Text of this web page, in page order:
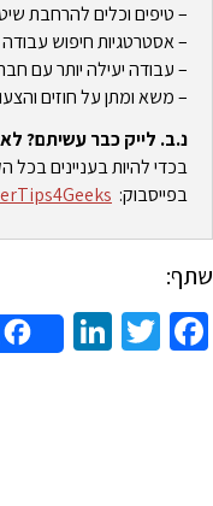
– טיפים וכלים להרחבת
– אסטרטגיות חיפוש
– עבודה יעילה יותר עם
– משא ומתן על חוזים
נ.ב. לייק כבר עשיתם?
בכדי להיות בעניינים
בפייסבוק:
שתף:
Facebook
Twitter